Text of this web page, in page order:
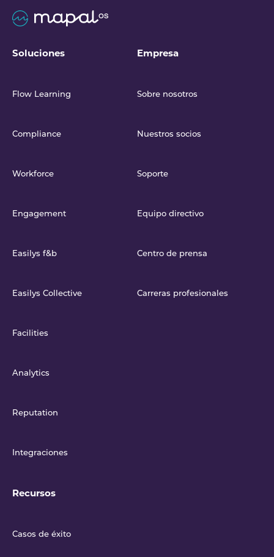
Soluciones
Flow Learning
Compliance
Workforce
Engagement
Easilys f&b
Easilys Collective
Facilities
Analytics
Reputation
Integraciones
Empresa
Sobre nosotros
Nuestros socios
Soporte
Equipo directivo
Centro de prensa
Carreras profesionales
Recursos
Casos de éxito